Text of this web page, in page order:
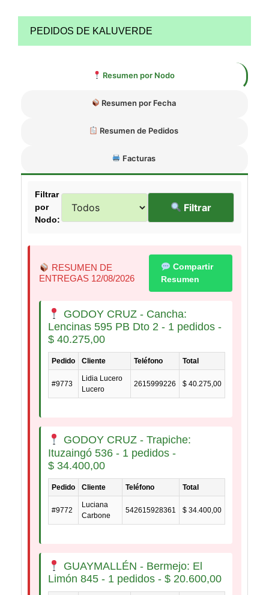
PEDIDOS DE KALUVERDE
Resumen por Nodo
Resumen por Fecha
Resumen de Pedidos
Facturas
Filtrar
por
Nodo:
Filtrar
RESUMEN DE
ENTREGAS 12/08/2026
Compartir
Resumen
GODOY CRUZ - Cancha:
Lencinas 595 PB Dto 2 - 1 pedidos -
$ 40.275,00
Pedido Cliente Teléfono Total
#9773
Lidia Lucero
Lucero
2615999226 $ 40.275,00
GODOY CRUZ - Trapiche:
Ituzaingó 536 - 1 pedidos -
$ 34.400,00
Pedido Cliente Teléfono Total
#9772
Luciana
Carbone
542615928361 $ 34.400,00
GUAYMALLÉN - Bermejo: El
Limón 845 - 1 pedidos - $ 20.600,00